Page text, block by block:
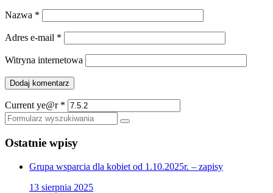
Nazwa *
Adres e-mail *
Witryna internetowa
Current ye@r *
Szukaj
Ostatnie wpisy
Grupa wsparcia dla kobiet od 1.10.2025r. – zapisy
13 sierpnia 2025